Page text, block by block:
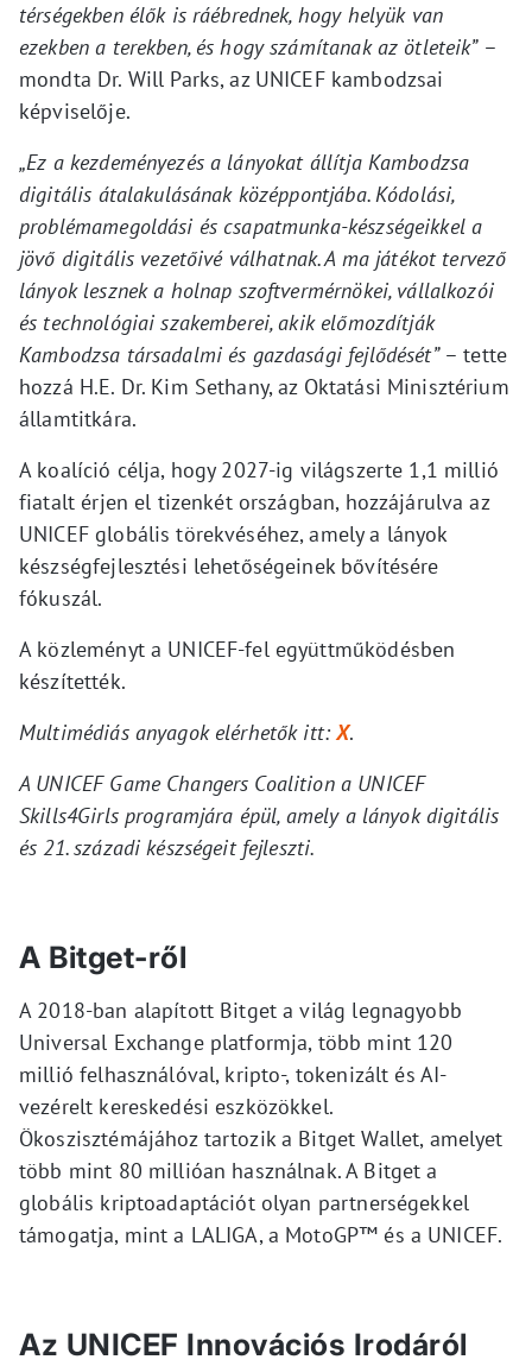
térségekben élők is ráébrednek, hogy helyük van
ezekben a terekben, és hogy számítanak az ötleteik”–
mondta Dr. Will Parks, az UNICEF kambodzsai
képviselője.
„Ez a kezdeményezés a lányokat állítja Kambodzsa
digitális átalakulásának középpontjába. Kódolási,
problémamegoldási és csapatmunka-készségeikkel a
jövő digitális vezetőivé válhatnak. A ma játékot tervező
lányok lesznek a holnap szoftvermérnökei, vállalkozói
és technológiai szakemberei, akik előmozdítják
Kambodzsa társadalmi és gazdasági fejlődését”– tette
hozzá H.E. Dr. Kim Sethany, az Oktatási Minisztérium
államtitkára.
A koalíció célja, hogy 2027-ig világszerte 1,1 millió
fiatalt érjen el tizenkét országban, hozzájárulva az
UNICEF globális törekvéséhez, amely a lányok
készségfejlesztési lehetőségeinek bővítésére
fókuszál.
A közleményt a UNICEF-fel együttműködésben
készítették.
Multimédiás anyagok elérhetők itt:X.
A UNICEF Game Changers Coalition a UNICEF
Skills4Girls programjára épül, amely a lányok digitális
és 21. századi készségeit fejleszti.
A Bitget-ről
A 2018-ban alapított Bitget a világ legnagyobb
Universal Exchange platformja, több mint 120
millió felhasználóval, kripto-, tokenizált és AI-
vezérelt kereskedési eszközökkel.
Ökoszisztémájához tartozik a Bitget Wallet, amelyet
több mint 80 millióan használnak. A Bitget a
globális kriptoadaptációt olyan partnerségekkel
támogatja, mint a LALIGA, a MotoGP™ és a UNICEF.
Az UNICEF Innovációs Irodáról